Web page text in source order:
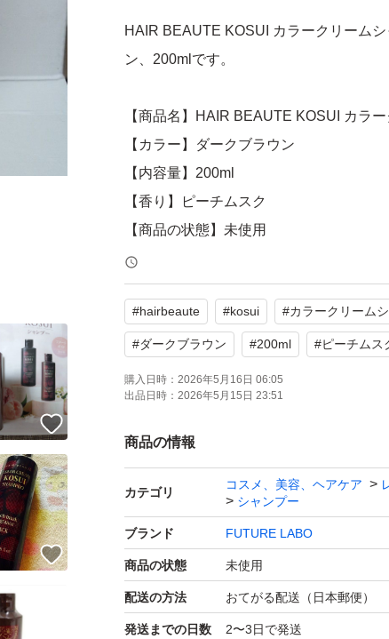
HAIR BEAUTE KOSUI カラークリーム
ン、200mlです。
【商品名】HAIR BEAUTE KOSUI カラ
【カラー】ダークブラウン
【内容量】200ml
【香り】ピーチムスク
【商品の状態】未使用
よろしくお願いいたします。
即購入大歓迎、お値下げ不可
#hairbeaute #kosui #カラークリーム
#ダークブラウン #200ml #ピーチムス
購入日時： 2026年5月16日 06:05
出品日時： 2026年5月15日 23:51
商品の情報
カテゴリ
コスメ、美容、ヘアケア
シャンプー
ブランド FUTURE LABO
商品の状態 未使用
配送の方法 おてがる配送（日本郵便）
発送までの日数 2〜3日で発送
いいね！